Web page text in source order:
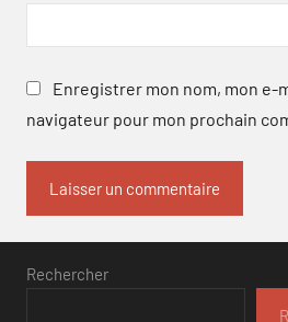
Enregistrer mon nom, mon e-
navigateur pour mon prochain
Rechercher